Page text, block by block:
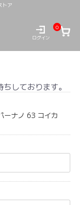
トア
ログイン
0
しております。
ーナノ 63 コイカ